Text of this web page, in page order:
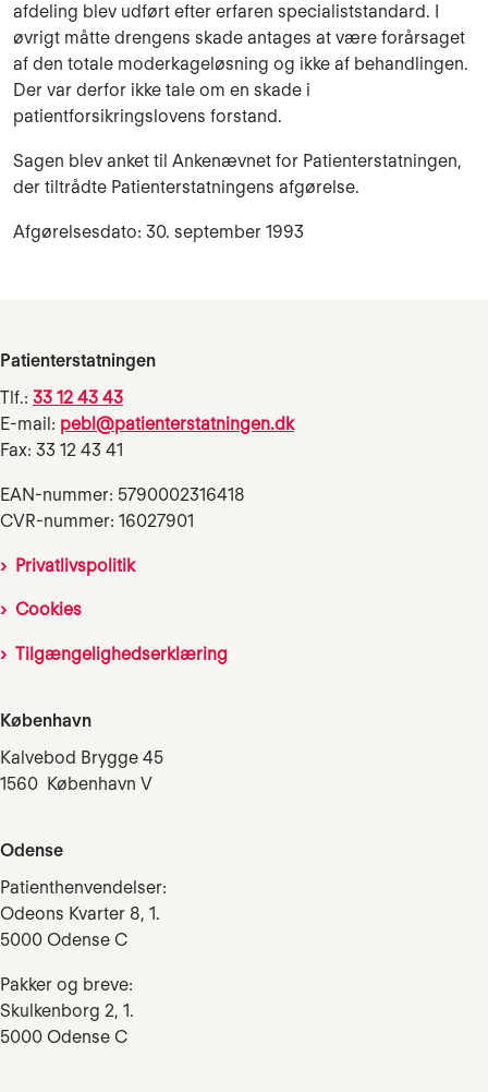
afdeling blev ud­ført efter erfaren spe­cialiststandard. I
øvrigt måtte drengens skade anta­ges at være forårsaget
af den totale moderkageløsning og ikke af behandlingen.
Der var derfor ikke tale om en skade i
patientforsikringslovens forstand.
Sagen blev anket til Ankenævnet for Patienterstatningen,
der tiltrådte Patienterstatningens af­gørelse.
Afgørelsesdato: 30. september 1993
Patienterstatningen
Tlf.: 33 12 43 43
E-mail: pebl@patienterstatningen.dk
Fax: 33 12 43 41
EAN-nummer: 5790002316418
CVR-nummer: 16027901
Privatlivspolitik
Cookies
Tilgængelighedserklæring
København
Kalvebod Brygge 45
1560 København V
Odense
Patienthenvendelser:
Odeons Kvarter 8, 1.
5000 Odense C
Pakker og breve:
Skulkenborg 2, 1.
5000 Odense C